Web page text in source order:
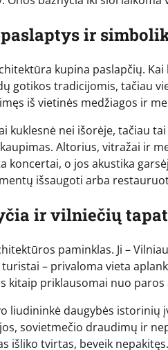
ir
kupina paslapčių.
gotikos tradicijomis, tačiau
iš vietinės medžiagos ir
kuklesnė nei išorėje, tačiau
Altorius, vitražai ir
koncertai, o jos akustika
išsaugoti arba
ir vilniečių
paminklas. Ji –
– privaloma vieta
kitaip priklausomai nuo paros
liudininkė daugybės
sovietmečio draudimų ir
išliko tvirtas, beveik